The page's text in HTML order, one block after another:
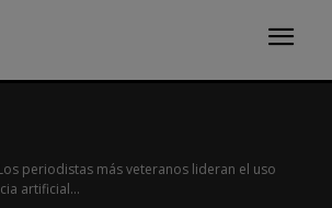
periodistas más veteranos lideran el uso
artificial...